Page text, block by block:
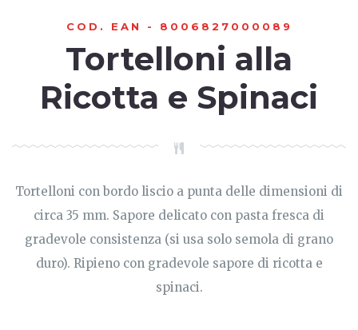
COD. EAN - 8006827000089
Tortelloni alla
Ricotta e Spinaci
Tortelloni con bordo liscio a punta delle dimensioni di
circa 35 mm. Sapore delicato con pasta fresca di
gradevole consistenza (si usa solo semola di grano
duro). Ripieno con gradevole sapore di ricotta e
spinaci.